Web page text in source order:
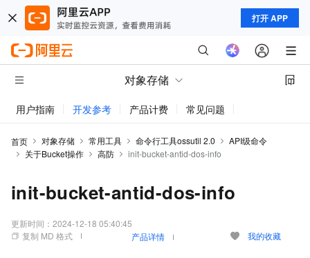
打开 APP
对象存储
用户指南 开发参考 产品计费 常见问题
首页 对象存储 常用工具 命令行工具ossutil 2.0
API级命令
关于Bucket操作
高防 init-bucket-antid-dos-info
init-bucket-antid-dos-info
更新时间： 2024-12-18 05:40:45
复制 MD 格式
产品详情 我的收藏